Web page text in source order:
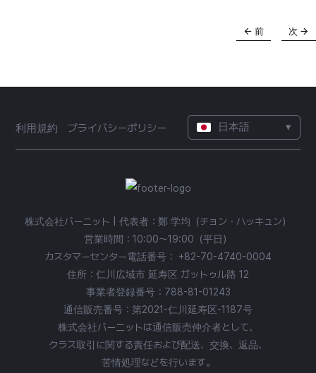
前 次
利用規約 プライバシーポリシー 日本語 ▾
株式会社バーニット | 代表者：鄭 学均（チョン・ハッキュン）
営業時間：10:00〜19:00（平日）
カスタマーセンター電話番号： +82-70-4740-0004
住所：仁川広域市 延寿区 ガットゥル路 12
事業者登録番号：788-81-01243
通信販売番号：第2021-仁川延寿区-1187号
株式会社バーニットは通信販売仲介者として、
クラス取引に関する責任および配送、交換、返品、
苦情処理などを行います。